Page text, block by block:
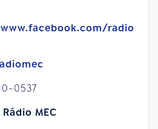
radio
0537
MEC